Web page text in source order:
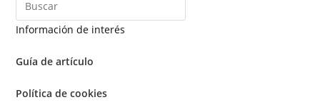
Información de interés
Guía de artículo
Política de cookies